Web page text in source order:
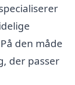
den måde
der passer